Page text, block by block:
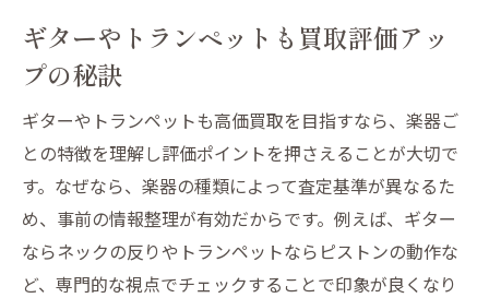
楽器買取の落とし穴とベース売却の注意点
ギターやトランペットの買取で損をしない
心得
ベース買取でトラブル回避するための工夫
楽器の買取で後悔しないための比較方法
信頼できる買取サービスを選ぶポイント
ギターやベースの査定依頼時の注意事項
楽器買取でベースの価値を最大化する秘訣
ギターやトランペットも買取評価アッ
プの秘訣
ギターやトランペットも高価買取を目指すなら、楽器ご
との特徴を理解し評価ポイントを押さえることが大切で
す。なぜなら、楽器の種類によって査定基準が異なるた
め、事前の情報整理が有効だからです。例えば、ギター
ならネックの反りやトランペットならピストンの動作な
ど、専門的な視点でチェックすることで印象が良くなり